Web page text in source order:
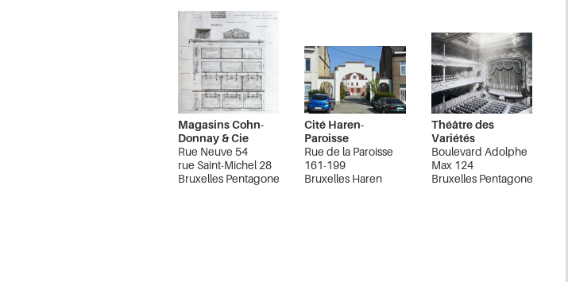
Magasins Cohn-
Donnay & Cie
Rue Neuve 54
rue Saint-Michel 28
Bruxelles Pentagone
Cité Haren-
Paroisse
Rue de la Paroisse
161-199
Bruxelles Haren
Théâtre des
Variétés
Boulevard Adolphe
Max 124
Bruxelles Pentagone